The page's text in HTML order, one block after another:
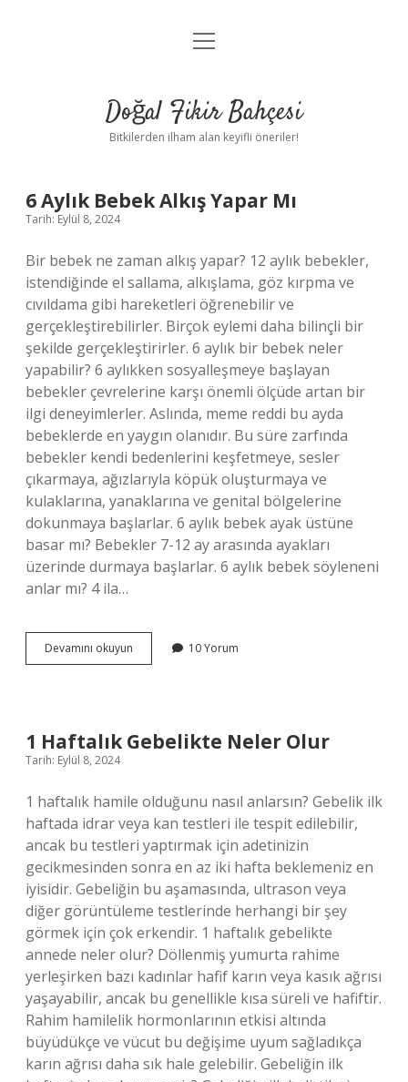
Anasayfa
Yasal Uyarı
menüyü
Doğal Fikir Bahçesi
Bitkilerden ilham alan keyifli öneriler!
Doğal
Fikir
Bahçesi
Yazılar
6 Aylık Bebek Alkış Yapar Mı
Tarih: Eylül 8, 2024
Bir bebek ne zaman alkış yapar? 12 aylık bebekler,
istendiğinde el sallama, alkışlama, göz kırpma ve
cıvıldama gibi hareketleri öğrenebilir ve
gerçekleştirebilirler. Birçok eylemi daha bilinçli bir
şekilde gerçekleştirirler. 6 aylık bir bebek neler
yapabilir? 6 aylıkken sosyalleşmeye başlayan
bebekler çevrelerine karşı önemli ölçüde artan bir
ilgi deneyimlerler. Aslında, meme reddi bu ayda
bebeklerde en yaygın olanıdır. Bu süre zarfında
bebekler kendi bedenlerini keşfetmeye, sesler
çıkarmaya, ağızlarıyla köpük oluşturmaya ve
kulaklarına, yanaklarına ve genital bölgelerine
dokunmaya başlarlar. 6 aylık bebek ayak üstüne
basar mı? Bebekler 7-12 ay arasında ayakları
üzerinde durmaya başlarlar. 6 aylık bebek söyleneni
anlar mı? 4 ila…
Devamını okuyun
Aylık
10 Yorum
1 Haftalık Gebelikte Neler Olur
Tarih: Eylül 8, 2024
1 haftalık hamile olduğunu nasıl anlarsın? Gebelik ilk
haftada idrar veya kan testleri ile tespit edilebilir,
ancak bu testleri yaptırmak için adetinizin
gecikmesinden sonra en az iki hafta beklemeniz en
iyisidir. Gebeliğin bu aşamasında, ultrason veya
diğer görüntüleme testlerinde herhangi bir şey
görmek için çok erkendir. 1 haftalık gebelikte
annede neler olur? Döllenmiş yumurta rahime
yerleşirken bazı kadınlar hafif karın veya kasık ağrısı
yaşayabilir, ancak bu genellikle kısa süreli ve hafiftir.
Rahim hamilelik hormonlarının etkisi altında
büyüdükçe ve vücut bu değişime uyum sağladıkça
karın ağrısı daha sık hale gelebilir. Gebeliğin ilk